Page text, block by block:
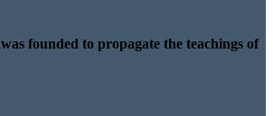
was founded to propagate the teachings of